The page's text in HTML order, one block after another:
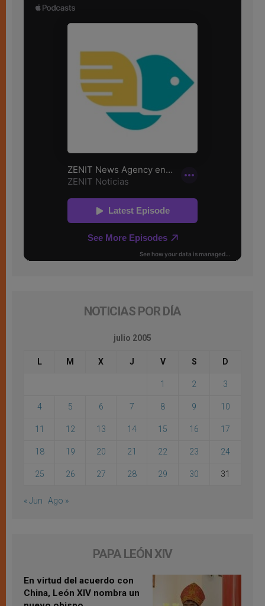
NOTICIAS POR DÍA
julio 2005
L M X J V S D
1 2 3
4 5 6 7 8 9 10
11 12 13 14 15 16 17
18 19 20 21 22 23 24
25 26 27 28 29 30 31
« Jun Ago »
PAPA LEÓN XIV
En virtud del acuerdo con
China, León XIV nombra un